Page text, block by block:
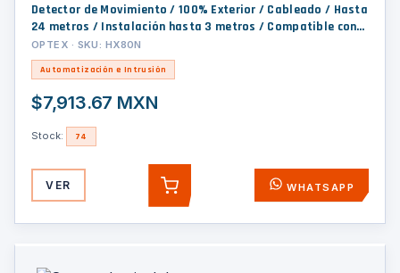
Detector de Movimiento / 100% Exterior / Cableado / Hasta
24 metros / Instalación hasta 3 metros / Compatible con
cualquier panel de alarma
OPTEX · SKU: HX80N
Automatización e Intrusión
$7,913.67 MXN
Stock: 74
VER AGREGAR WHATSAPP